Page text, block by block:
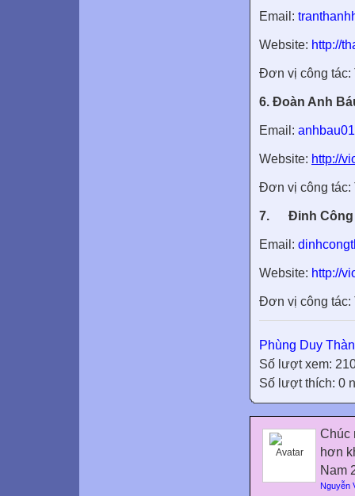
Email:
Website: http://
Đơn vị công
6. Đoàn Anh
Email:
Website: http://
Đơn vị công
7.
Đinh
Email:
Website: http://
Đơn vị công tác:
Phùng Duy
Số lượt xem:
Số lượt thích: 0
Chúc
hơn
Nam
Nguyễn